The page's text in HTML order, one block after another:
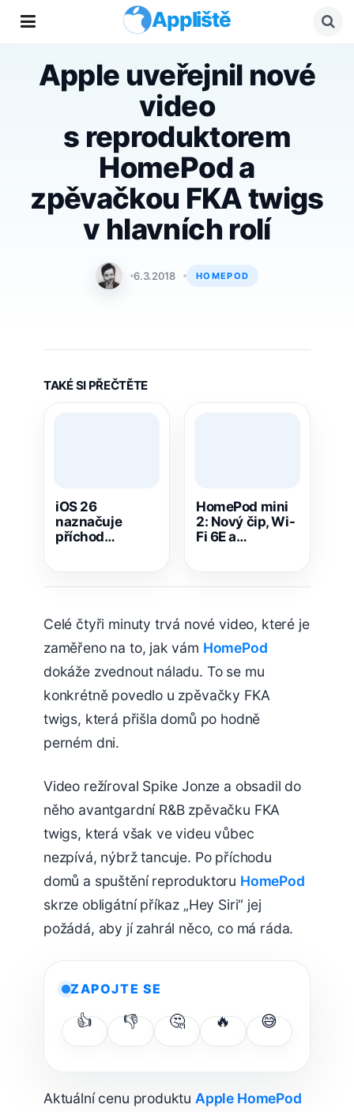
Appliště
Apple uveřejnil nové
video
s reproduktorem
HomePod a
zpěvačkou FKA twigs
v hlavních rolí
Adam Kos
6.3.2018 HOMEPOD
TAKÉ SI PŘEČTĚTE
iOS 26
naznačuje
příchod
HomePod mini
2: Nový čip, Wi-
Fi 6E a
Celé čtyři minuty trvá nové video, které je
zaměřeno na to, jak vám HomePod
dokáže zvednout náladu. To se mu
konkrétně povedlo u zpěvačky FKA
twigs, která přišla domů po hodně
perném dni.
Video režíroval Spike Jonze a obsadil do
něho avantgardní R&B zpěvačku FKA
twigs, která však ve videu vůbec
nezpívá, nýbrž tancuje. Po příchodu
domů a spuštění reproduktoru HomePod
skrze obligátní příkaz „Hey Siri“ jej
požádá, aby jí zahrál něco, co má ráda.
ZAPOJTE SE
👍 👎 🤔 🔥 😅
Aktuální cenu produktu Apple HomePod